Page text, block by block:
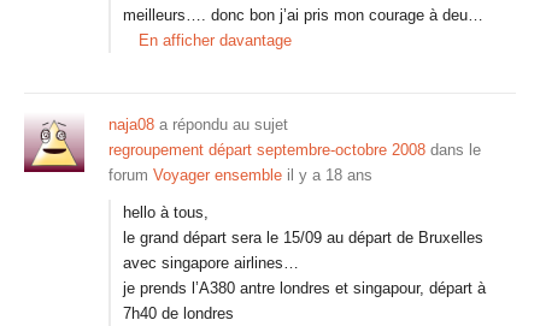
meilleurs…. donc bon j’ai pris mon courage à deu…
En afficher davantage
naja08 a répondu au sujet
regroupement départ septembre-octobre 2008 dans le
forum Voyager ensemble il y a 18 ans
hello à tous,
le grand départ sera le 15/09 au départ de Bruxelles
avec singapore airlines…
je prends l’A380 antre londres et singapour, départ à
7h40 de londres